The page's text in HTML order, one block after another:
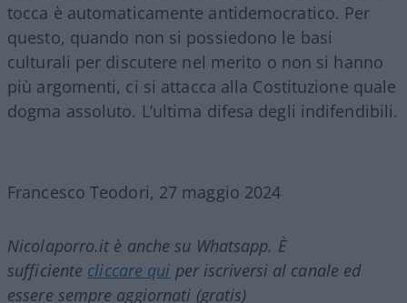
tocca è automaticamente antidemocratico. Per
questo, quando non si possiedono le basi
culturali per discutere nel merito o non si hanno
più argomenti, ci si attacca alla Costituzione quale
dogma assoluto. L’ultima difesa degli indifendibili.
Francesco Teodori, 27 maggio 2024
Nicolaporro.it è anche su Whatsapp. È
sufficiente cliccare qui per iscriversi al canale ed
essere sempre aggiornati (gratis)